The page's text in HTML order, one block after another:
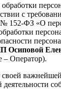
с
№ 152‑ФЗ «О
Осиповой
– Оператор).
своей
деятельности